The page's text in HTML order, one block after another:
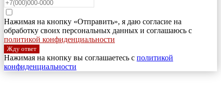
Нажимая на кнопку «Отправить», я даю согласие на
обработку своих персональных данных и соглашаюсь с
политикой конфиденциальности
Жду ответ
Нажимая на кнопку вы соглашаетесь с политикой
конфиденциальности